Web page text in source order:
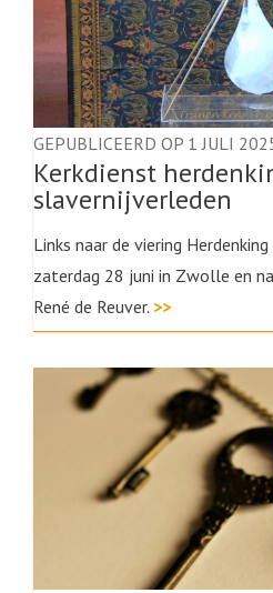
GEPUBLICEERD OP 1 JULI
Kerkdienst
slavernijverleden
Links naar de viering
zaterdag 28 juni in Zwolle en
René de Reuver. >>